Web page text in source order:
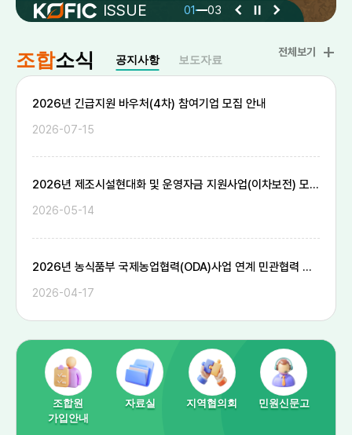
ISSUE 01 03 이전 정지 다음
ISSUE 01 03 이전 정지 다음
ISSUE 01 03 이전 정지 다음
조합소식 공지사항 보도자료
2026년 긴급지원 바우처(4차) 참여기업 모집 안내
2026-07-15
2026년 제조시설현대화 및 운영자금 지원사업(이차보전) 모집공고(수시)
2026-05-14
2026년 농식품부 국제농업협력(ODA)사업 연계 민관협력 모델 발굴 아이디어 공모전 ..
2026-04-17
공지사항
더보기
전체보기 +
조합원
가입안내
자료실 지역협의회 민원신문고